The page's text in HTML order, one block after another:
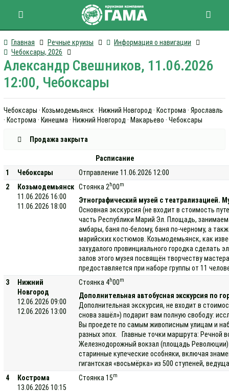
Главная Речные круизы
Информация о навигации
Чебоксары, 2026
Александр Свешников, 11.06.2026
12:00, Чебоксары
Чебоксары · Козьмодемьянск · Нижний Новгород · Кострома · Ярославль
· Кострома · Кинешма · Нижний Новгород · Макарьево · Чебоксары
Продажа закрыта
Расписание
1
Чебоксары
Отправление 11.06.2026 12:00
2
Козьмодемьянск
11.06.2026 16:00
11.06.2026 18:00
Стоянка 2 h00m
Этнографический музей с театрализацией.
Основная экскурсия (не входит в стоимость
часть Республики Марий Эл. Площадь,
амбары, баня по-белому, баня по-черному, а
марийских костюмов. Козьмодемьянск, как
захудалого провинциального городка
залов этого музея посвящён творчеству
предоставляется при наборе группы от 11
3
Нижний
Новгород
12.06.2026 09:00
12.06.2026 13:00
Стоянка 4h00m
Дополнительная автобусная экскурсия по
Дополнительная экскурсия, не входит в
снова зашёл») подарит вам полную свободу:
Вы проедете по самым живописным улицам и
разных эпох. Главные точки маршрута: Речной
Железнодорожный вокзал (площадь Революции)
старинные купеческие особняки, включая
гигантская «восьмёрка» из 500 ступеней,
4
Кострома
13.06.2026 10:15
Стоянка 15m